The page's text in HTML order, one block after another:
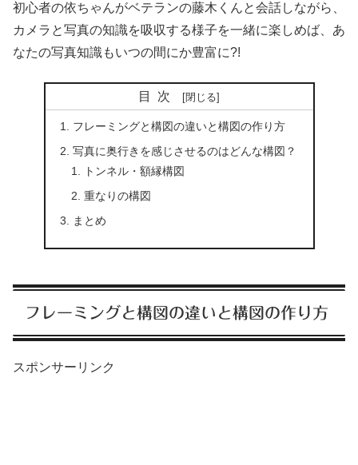
初心者の依ちゃんがベテランの藤木くんと会話しながら、
カメラと写真の知識を吸収する様子を一緒に楽しめば、あ
なたの写真知識もいつの間にか豊富に?!
目次
フレーミングと構図の違いと構図の作り方
写真に奥行きを感じさせるのはどんな構図？
トンネル・額縁構図
重なりの構図
まとめ
フレーミングと構図の違いと構図の作り方
スポンサーリンク